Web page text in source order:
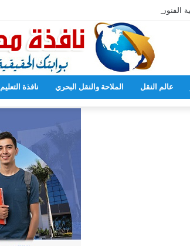
الفنون بجامعة الريادة تفتح أبوابها لاستقبال الطلاب الجدد
عالم النقل الملاحة والنقل البحري نافذة التعليم